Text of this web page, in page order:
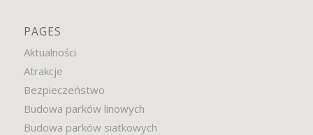
PAGES
Aktualności
Atrakcje
Bezpieczeństwo
Budowa parków linowych
Budowa parków siatkowych